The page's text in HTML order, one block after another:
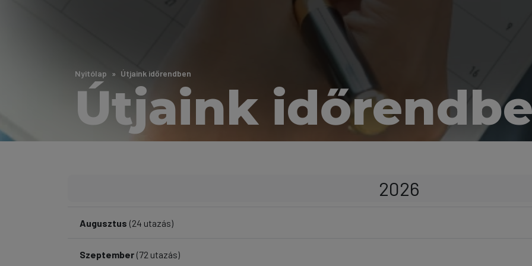
Nyitólap Útjaink időrendben
Útjaink
2026
Augusztus (24 utazás)
Szeptember (72 utazás)